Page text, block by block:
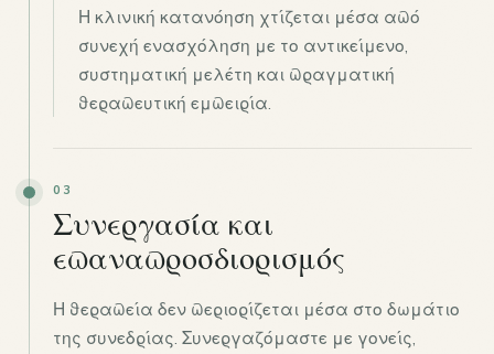
Η κλινική κατανόηση χτίζεται μέσα από
συνεχή ενασχόληση με το αντικείμενο,
συστηματική μελέτη και πραγματική
θεραπευτική εμπειρία.
03
Συνεργασία και
επαναπροσδιορισμός
Η θεραπεία δεν περιορίζεται μέσα στο δωμάτιο
της συνεδρίας. Συνεργαζόμαστε με γονείς,